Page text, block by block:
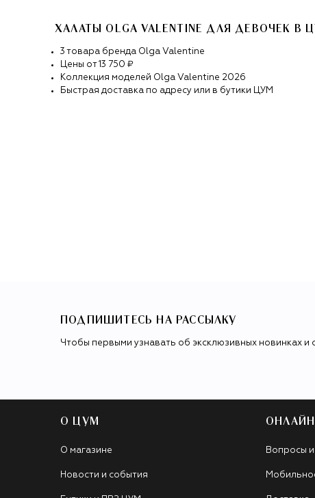
ХАЛАТЫ OLGA VALENTINE ДЛЯ ДЕВОЧЕК В
3 товара бренда Olga Valentine
Цены от13 750 ₽
Коллекция моделей Olga Valentine 2026
Быстрая доставка по адресу или в бутики ЦУМ
ПОДПИШИТЕСЬ НА РАССЫЛКУ
Чтобы первыми узнавать об эксклюзивных новинках и
О ЦУМ
О магазине
Новости и события
Вопросы